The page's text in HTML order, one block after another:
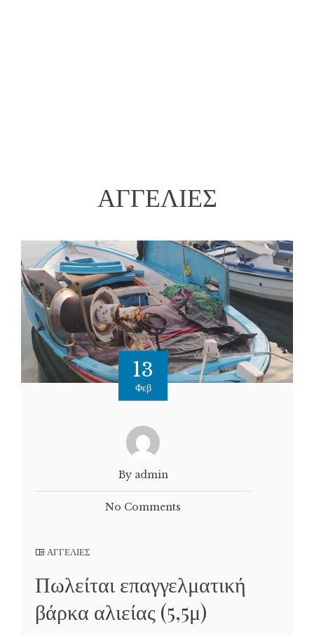
ΑΓΓΕΛΙΕΣ
13
Φεβ
By admin
No Comments
ΑΓΓΕΛΙΕΣ
Πωλείται επαγγελματική
βάρκα αλιείας (5,5μ)